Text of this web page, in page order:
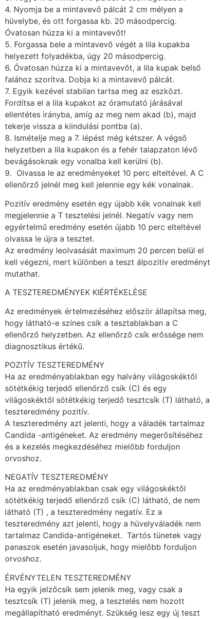
4. Nyomja be a mintavevő pálcát 2 cm mélyen a
hüvelybe, és ott forgassa kb. 20 másodpercig.
Óvatosan húzza ki a mintavevőt!
5. Forgassa bele a mintavevő végét a lila kupakba
helyezett folyadékba, úgy 20 másodpercig.
6. Óvatosan húzza ki a mintavevőt, a lila kupak belső
falához szorítva. Dobja ki a mintavevő pálcát.
7. Egyik kezével stabilan tartsa meg az eszközt.
Fordítsa el a lila kupakot az óramutató járásával
ellentétes irányba, amíg az meg nem akad (b), majd
tekerje vissza a kiindulási pontba (a).
8. Ismételje meg a 7. lépést még kétszer. A végső
helyzetben a lila kupakon és a fehér talapzaton lévő
bevágásoknak egy vonalba kell kerülni (b).
9. Olvassa le az eredményeket 10 perc elteltével. A C
ellenőrző jelnél meg kell jelennie egy kék vonalnak.
Pozitív eredmény esetén egy újabb kék vonalnak kell
megjelennie a T tesztelési jelnél. Negatív vagy nem
egyértelmű eredmény esetén újabb 10 perc elteltével
olvassa le újra a tesztet.
Az eredmény leolvasását maximum 20 percen belül el
kell végezni, mert különben a teszt álpozitív eredményt
mutathat.
A TESZTEREDMÉNYEK KIÉRTÉKELÉSE
Az eredmények értelmezéséhez először állapítsa meg,
hogy látható-e színes csík a tesztablakban a C
ellenőrző helyzetben. Az ellenőrző csík erőssége nem
diagnosztikus értékű.
POZITÍV TESZTEREDMÉNY
Ha az eredményablakban egy halvány világoskéktől
sötétkékig terjedő ellenőrző csík (C) és egy
világoskéktől sötétkékig terjedő tesztcsík (T) látható, a
teszteredmény pozitív.
A teszteredmény azt jelenti, hogy a váladék tartalmaz
Candida -antigéneket. Az eredmény megerősítéséhez
és a kezelés megkezdéséhez mielőbb forduljon
orvoshoz.
NEGATÍV TESZTEREDMÉNY
Ha az eredményablakban csak egy világoskéktől
sötétkékig terjedő ellenőrző csík (C) látható, de nem
látható (T) , a teszteredmény negatív. Ez a
teszteredmény azt jelenti, hogy a hüvelyváladék nem
tartalmaz Candida-antigéneket. Tartós tünetek vagy
panaszok esetén javasoljuk, hogy mielőbb forduljon
orvoshoz.
ÉRVÉNYTELEN TESZTEREDMÉNY
Ha egyik jelzőcsík sem jelenik meg, vagy csak a
tesztcsík (T) jelenik meg, a tesztelés nem hozott
megállapítható eredményt. Szükség lesz egy új teszt